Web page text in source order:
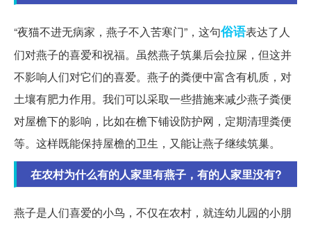
“夜猫不进无病家，燕子不入苦寒门”，这句俗语表达了人
们对燕子的喜爱和祝福。虽然燕子筑巢后会拉屎，但这并
不影响人们对它们的喜爱。燕子的粪便中富含有机质，对
土壤有肥力作用。我们可以采取一些措施来减少燕子粪便
对屋檐下的影响，比如在檐下铺设防护网，定期清理粪便
等。这样既能保持屋檐的卫生，又能让燕子继续筑巢。
在农村为什么有的人家里有燕子，有的人家里没有?
燕子是人们喜爱的小鸟，不仅在农村，就连幼儿园的小朋